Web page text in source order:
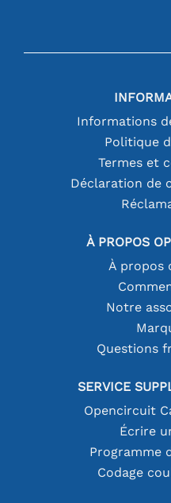
Informations
Politique
Termes et
Déclaration de
À PROPOS
À propos
Notre
Questions
SERVICE
Opencircuit
Écrire
Programme
Codage